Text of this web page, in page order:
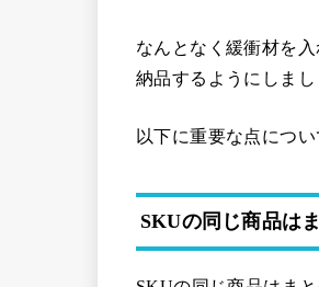
なんとなく緩衝材を
納品するようにしまし
以下に重要な点につ
SKUの同じ商品は